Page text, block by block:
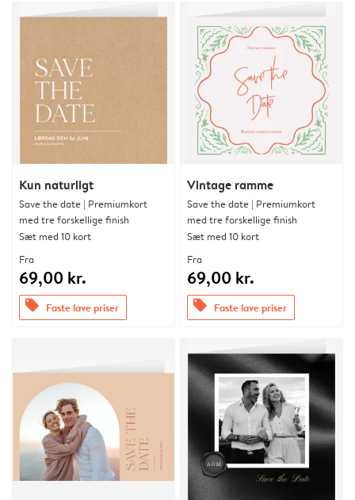
Kun naturligt
Save the date | Premiumkort
med tre forskellige finish
Sæt med 10 kort
Fra
69,00 kr.
offers Faste lave priser
Vintage ramme
Save the date | Premiumkort
med tre forskellige finish
Sæt med 10 kort
Fra
69,00 kr.
offers Faste lave priser